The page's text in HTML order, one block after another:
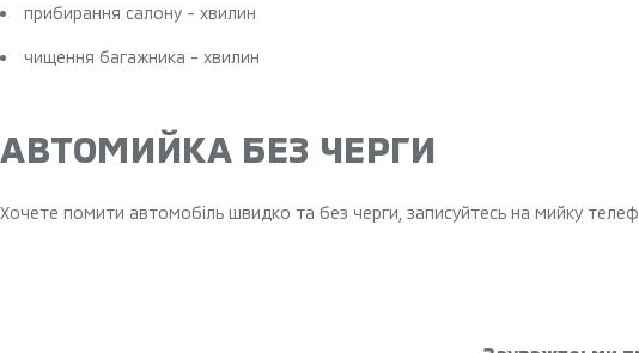
прибирання салону - хвилин
чищення багажника - хвилин
АВТОМИЙКА БЕЗ ЧЕРГИ
Хочете помити автомобіль швидко та без черги, записуйтесь на мийку